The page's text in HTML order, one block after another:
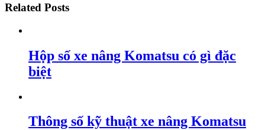
Related Posts
Hộp số xe nâng Komatsu có gì đặc
biệt
Thông số kỹ thuật xe nâng Komatsu